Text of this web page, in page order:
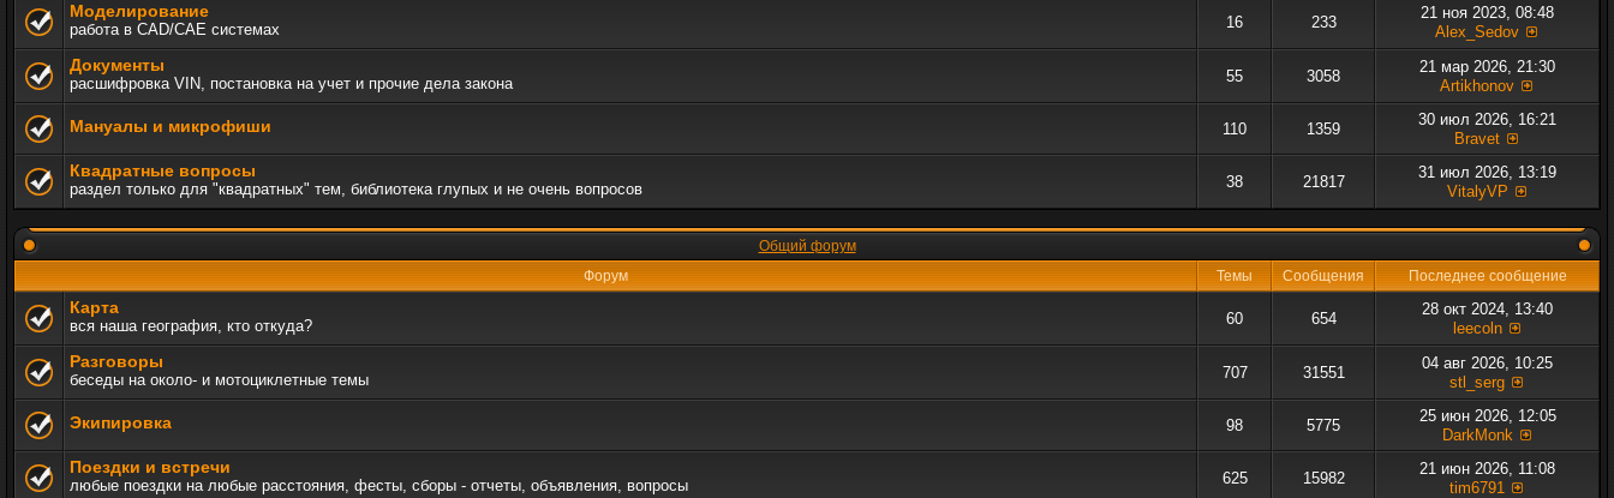
Моделирование
работа в CAD/CAE системах 16 233
21 ноя 2023, 08:48
Alex_Sedov
Документы
расшифровка VIN, постановка на учет и прочие дела закона 55 3058
21 мар 2026, 21:30
Artikhonov
Мануалы и микрофиши 110 1359
30 июл 2026, 16:21
Bravet
Квадратные вопросы
раздел только для "квадратных" тем, библиотека глупых и не очень вопросов 38 21817
31 июл 2026, 13:19
VitalyVP
Общий форум
Форум
Темы Сообщения Последнее сообщение
Карта
вся наша география, кто откуда? 60 654
28 окт 2024, 13:40
leecoln
Разговоры
беседы на около- и мотоциклетные темы 707 31551
04 авг 2026, 10:25
stl_serg
Экипировка 98 5775
25 июн 2026, 12:05
DarkMonk
Поездки и встречи
любые поездки на любые расстояния, фесты, сборы - отчеты, объявления, вопросы 625 15982
21 июн 2026, 11:08
tim6791